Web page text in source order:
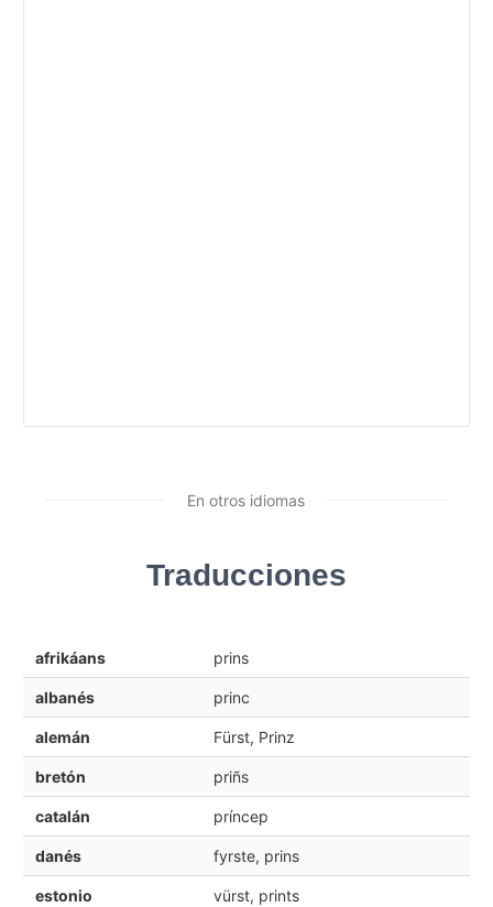
En otros idiomas
Traducciones
afrikáans prins
albanés princ
alemán Fürst, Prinz
bretón priñs
catalán príncep
danés fyrste, prins
estonio vürst, prints